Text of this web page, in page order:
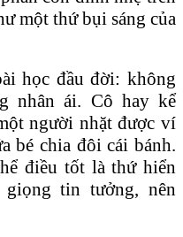
một thứ bụi sáng của
học đầu đời: không
nhân ái. Cô hay kể
người nhặt được ví
bé chia đôi cái bánh.
điều tốt là thứ hiển
tin tưởng, nên